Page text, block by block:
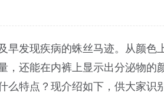
早发现疾病的蛛丝马迹。从颜
，还能在内裤上显示出分泌物
么特点？现介绍如下，供大家识